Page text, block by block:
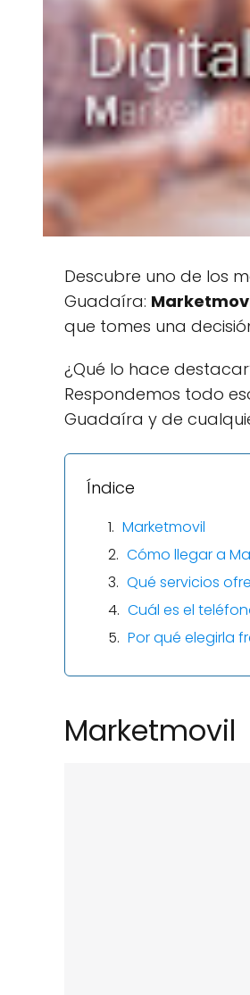
Descubre uno de los
Guadaíra:
que tomes una
¿Qué lo hace
Respondemos todo
Guadaíra y de
Índice
Marketmovil
Cómo llegar a
Qué servicios
Cuál es el
Por qué elegirla
Marketmovil